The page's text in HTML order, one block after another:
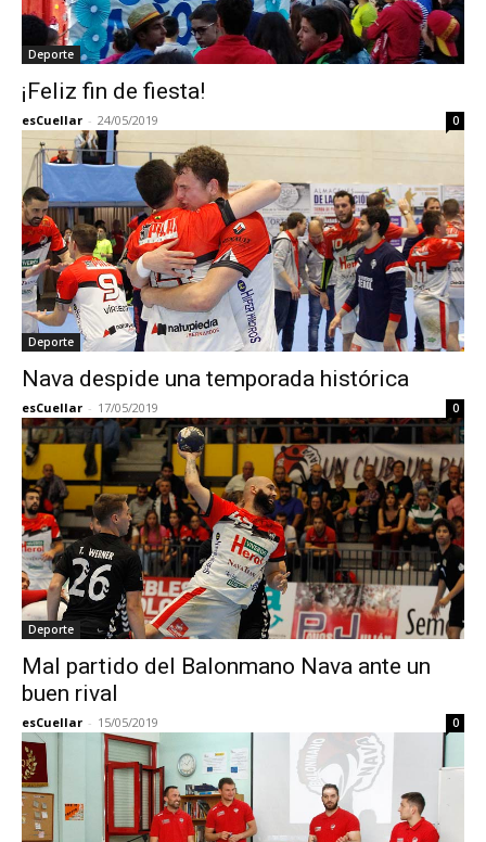
Deporte
¡Feliz fin de fiesta!
esCuellar - 24/05/2019 0
Deporte
Nava despide una temporada histórica
esCuellar - 17/05/2019 0
Deporte
Mal partido del Balonmano Nava ante un
buen rival
esCuellar - 15/05/2019 0